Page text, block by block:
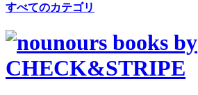
すべてのカテゴリ